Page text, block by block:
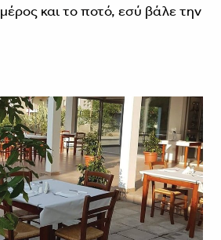
και το ποτό, εσύ βάλε την